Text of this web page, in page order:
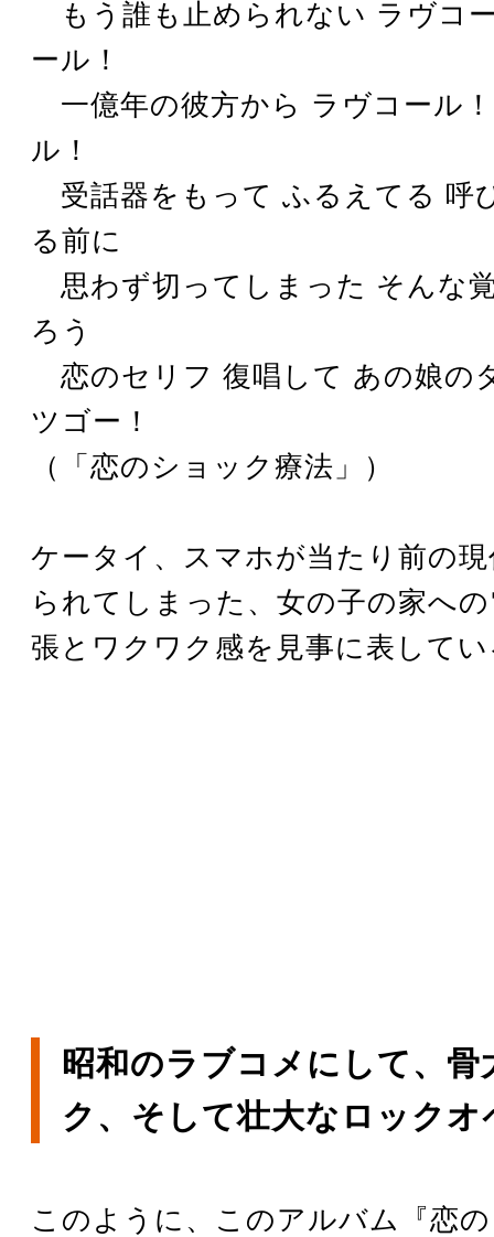
もう誰も止められない ラヴコ
ール！
一億年の彼方から ラヴコール
ル！
受話器をもって ふるえてる 呼
る前に
思わず切ってしまった そんな
ろう
恋のセリフ 復唱して あの娘の
ツゴー！
（「恋のショック療法」）
ケータイ、スマホが当たり前の
られてしまった、女の子の家へ
張とワクワク感を見事に表して
昭和のラブコメにして、骨
ク、そして壮大なロックオ
このように、このアルバム『恋